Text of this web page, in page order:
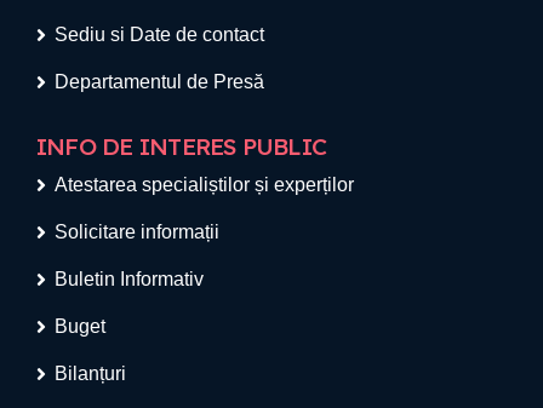
Sediu si Date de contact
Departamentul de Presă
INFO DE INTERES PUBLIC
Atestarea specialiștilor și experților
Solicitare informații
Buletin Informativ
Buget
Bilanțuri